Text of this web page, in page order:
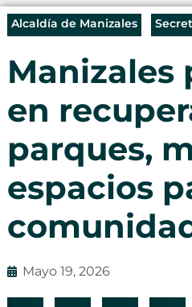
Alcaldía de Manizales
Manizales
en
parques,
espacios
Mayo 19, 2026